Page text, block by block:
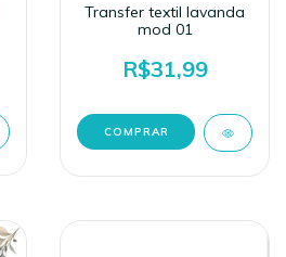
Transfer textil lavanda
mod 01
R$31,99